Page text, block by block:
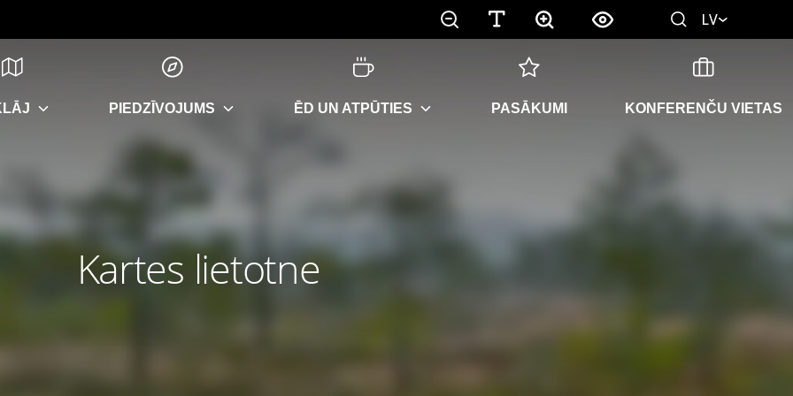
LV
PIEDZĪVOJUMS ĒD UN ATPŪTIES PASĀKUMI KONFERENČU VIETAS
Kartes lietotne